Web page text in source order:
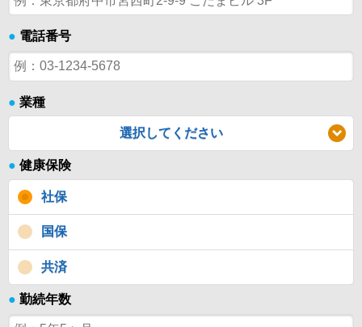
● 電話番号
● 業種
選択してください
● 健康保険
社保
国保
共済
● 勤続年数